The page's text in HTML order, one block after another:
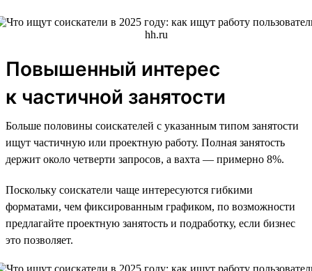
Повышенный интерес
к частичной занятости
Больше половины соискателей с указанным типом занятости
ищут частичную или проектную работу. Полная занятость
держит около четверти запросов, а вахта — примерно 8%.
Поскольку соискатели чаще интересуются гибкими
форматами, чем фиксированным графиком, по возможности
предлагайте проектную занятость и подработку, если бизнес
это позволяет.